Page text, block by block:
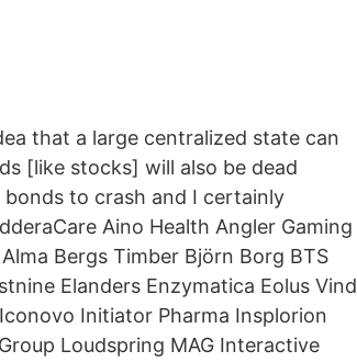
that a large centralized state can
[like stocks] will also be dead
to crash and I certainly
Aino Health Angler Gaming
Bergs Timber Björn Borg BTS
Elanders Enzymatica Eolus Vind
Initiator Pharma Insplorion
Loudspring MAG Interactive